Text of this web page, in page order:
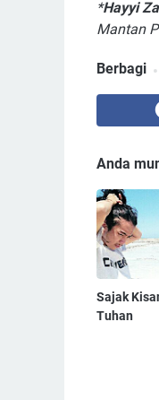
*Hayyi
Mantan
Berbagi
Anda
Sajak
Tuhan